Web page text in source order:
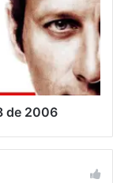
de 2006